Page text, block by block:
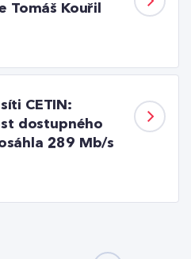
Tomáš Kouřil
CETIN:
dostupného
289 Mb/s